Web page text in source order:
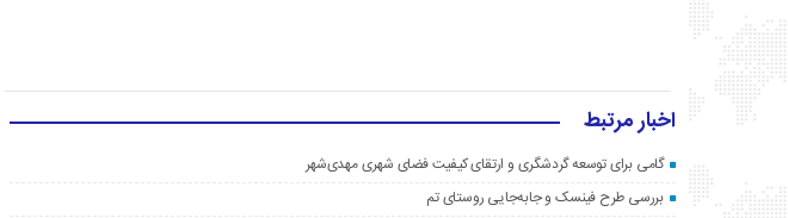
اخبار مرتبط
گامی برای توسعه گردشگری و ارتقای کیفیت فضای شهری مهدی‌شهر
بررسی طرح فینسک و جابه‌جایی روستای تم